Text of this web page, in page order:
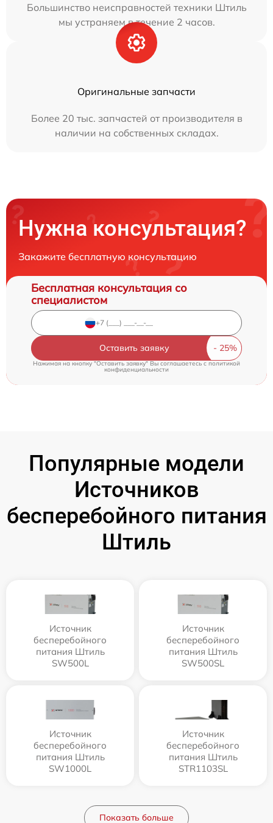
Большинство неисправностей техники Штиль
мы устраняем в течение 2 часов.
Оригинальные запчасти
Более 20 тыс. запчастей от производителя в
наличии на собственных складах.
Нужна консультация?
Закажите бесплатную консультацию
Бесплатная консультация со
специалистом
Оставить заявку
Нажимая на кнопку "Оставить заявку" Вы соглашаетесь cполитикой
конфиденциальности
Популярные модели
Источников
бесперебойного питания
Штиль
Источник
бесперебойного
питания Штиль
SW500L
Источник
бесперебойного
питания Штиль
SW500SL
Источник
бесперебойного
питания Штиль
SW1000L
Источник
бесперебойного
питания Штиль
STR1103SL
Показать больше